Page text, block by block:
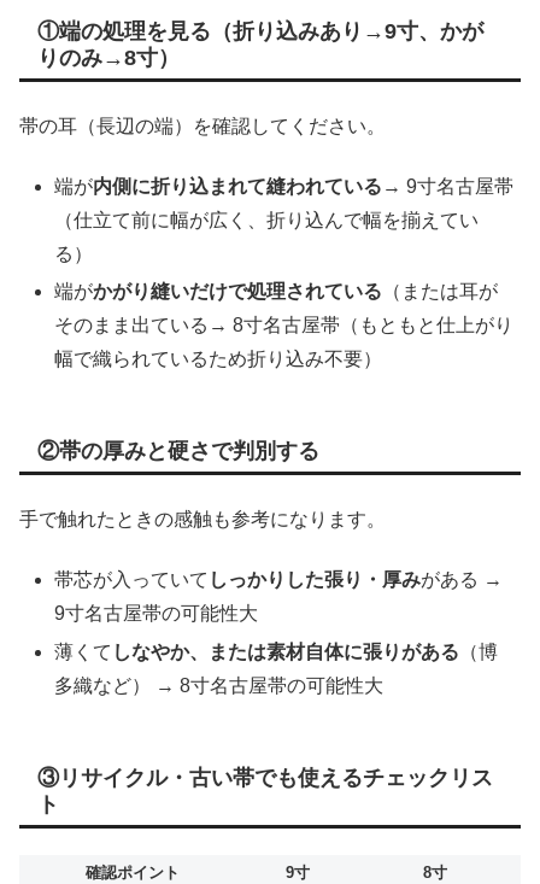
①端の処理を見る（折り込みあり→9寸、かが
りのみ→8寸）
帯の耳（長辺の端）を確認してください。
端が内側に折り込まれて縫われている → 9寸名古屋帯
（仕立て前に幅が広く、折り込んで幅を揃えてい
る）
端がかがり縫いだけで処理されている （または耳が
そのまま出ている→ 8寸名古屋帯（もともと仕上がり
幅で織られているため折り込み不要）
②帯の厚みと硬さで判別する
手で触れたときの感触も参考になります。
帯芯が入っていて しっかりした張り・厚みがある →
9寸名古屋帯の可能性大
薄くて しなやか、または素材自体に張りがある （博
多織など） → 8寸名古屋帯の可能性大
③リサイクル・古い帯でも使えるチェックリス
ト
確認ポイント 9寸 8寸